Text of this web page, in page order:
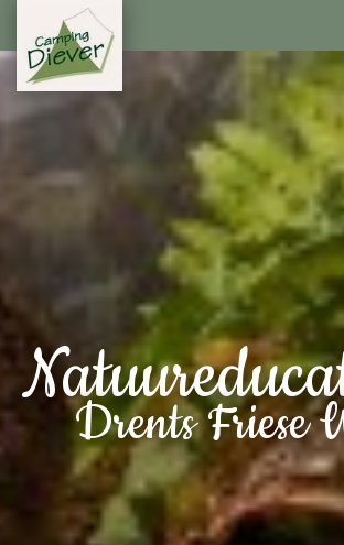
Drents Friese